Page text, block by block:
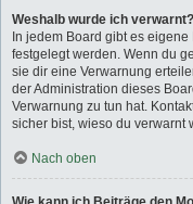
Weshalb wurde ich verwarnt?
In jedem Board gibt es
festgelegt werden. Wenn du
sie dir eine Verwarnung
der Administration dieses
Verwarnung zu tun hat.
sicher bist, wieso du verwarnt
Nach oben